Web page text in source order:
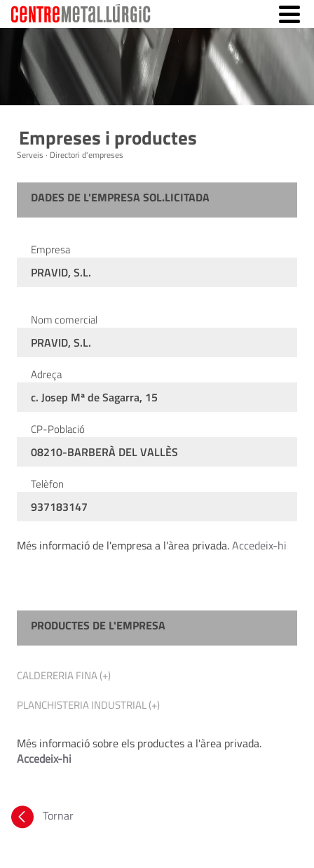
Empreses i productes
Serveis · Directori d'empreses
DADES DE L'EMPRESA SOL.LICITADA
Empresa
PRAVID, S.L.
Nom comercial
PRAVID, S.L.
Adreça
c. Josep Mª de Sagarra, 15
CP-Població
08210-BARBERÀ DEL VALLÈS
Telèfon
937183147
Més informació de l'empresa a l'àrea privada.Accedeix-hi
PRODUCTES DE L'EMPRESA
CALDERERIA FINA (+)
PLANCHISTERIA INDUSTRIAL (+)
Més informació sobre els productes a l'àrea privada.
Accedeix-hi
Tornar